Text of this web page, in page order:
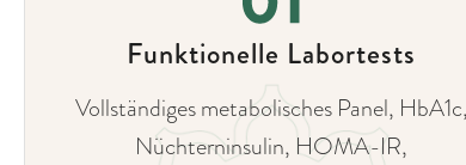
Funktionelle Labortests
Vollständiges metabolisches Panel, HbA1c,
Nüchterninsulin, HOMA-IR,